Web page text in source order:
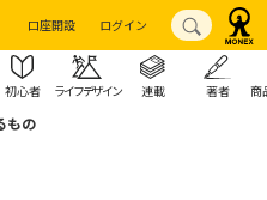
口座開設 ログイン
初心者 ライフデザイン 連載 著者 商
もの